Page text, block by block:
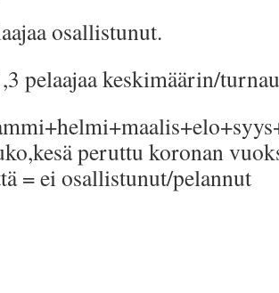
osallistunut.
pelaajaa keskimäärin/
peruttu koronan
= ei osallistunut/pelannut